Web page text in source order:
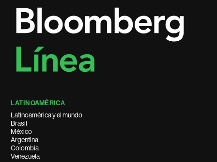
LATINOAMÉRICA
Latinoamérica y el mundo
Brasil
México
Argentina
Colombia
Venezuela